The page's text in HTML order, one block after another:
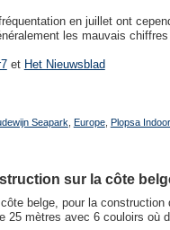
en juillet ont
les mauvais chiffres
et Het Nieuwsblad
Seapark Europe, Plopsa
sur la côte
belge, pour la construction
25 mètres avec 6 couloirs où